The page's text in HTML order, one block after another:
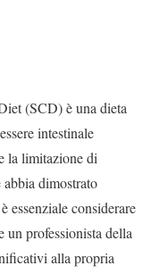
(SCD) è una dieta
intestinale
la limitazione di
dimostrato
essenziale considerare
professionista della
alla propria